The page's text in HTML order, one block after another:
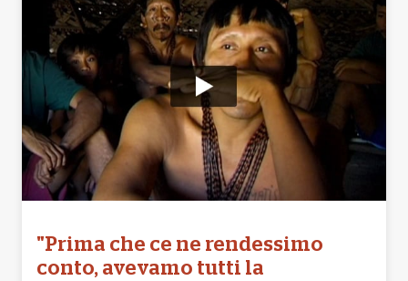
"Prima che ce ne rendessimo
conto, avevamo tutti la